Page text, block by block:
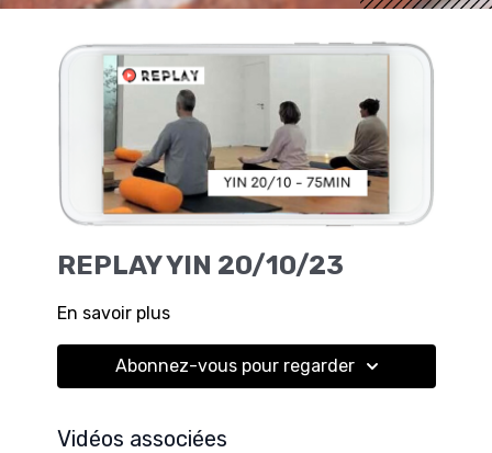
REPLAY YIN 20/10/23
En savoir plus
Abonnez-vous pour regarder
Vidéos associées